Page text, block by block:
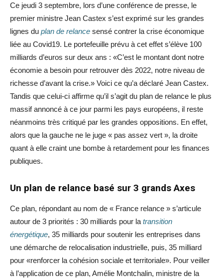
Ce jeudi 3 septembre, lors d’une conférence de presse, le
premier ministre Jean Castex s’est exprimé sur les grandes
lignes du plan de relance sensé contrer la crise économique
liée au Covid19. Le portefeuille prévu à cet effet s’élève 100
milliards d’euros sur deux ans : «C’est le montant dont notre
économie a besoin pour retrouver dès 2022, notre niveau de
richesse d’avant la crise.» Voici ce qu’a déclaré Jean Castex.
Tandis que celui-ci affirme qu’il s’agit du plan de relance le plus
massif annoncé à ce jour parmi les pays européens, il reste
néanmoins très critiqué par les grandes oppositions. En effet,
alors que la gauche ne le juge « pas assez vert », la droite
quant à elle craint une bombe à retardement pour les finances
publiques.
Un plan de relance basé sur 3 grands Axes
Ce plan, répondant au nom de « France relance » s’articule
autour de 3 priorités : 30 milliards pour la transition
énergétique, 35 milliards pour soutenir les entreprises dans
une démarche de relocalisation industrielle, puis, 35 milliard
pour «renforcer la cohésion sociale et territoriale». Pour veiller
à l’application de ce plan, Amélie Montchalin, ministre de la